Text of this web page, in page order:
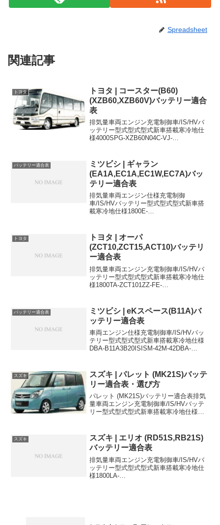
Spreadsheet
関連記事
トヨタ
トヨタ | コースター(B60)
(XZB60,XZB60V)バッテリー適合
表
排気量車両エンジン充電制御車/IS/HVバ
ッテリー型式型式型式新車搭載寒冷地仕
様4000SPG-XZB60N04C-VJ-
バッテリー適合表
ミツビシ | ギャラン
(EA1A,EC1A,EC1W,EC7A)バッ
テリー適合表
排気量車両エンジン仕様充電制御
車/IS/HVバッテリー型式型式型式新車搭
載寒冷地仕様1800E-
EC1W4G93ワゴン34B19L80D...
トヨタ
トヨタ | オーパ
(ZCT10,ZCT15,ACT10)バッテリ
ー適合表
排気量車両エンジン充電制御車/IS/HVバ
ッテリー型式型式型式新車搭載寒冷地仕
様1800TA-ZCT101ZZ-FE-
バッテリー適合表
ミツビシ | eKスペース(B11A)バ
ッテリー適合表
車両エンジン仕様充電制御車/IS/HVバッ
テリー型式型式型式新車搭載寒冷地仕様
DBA-B11A3B20ISISM-42M-42DBA-
スズキ
スズキ | パレット (MK21S)バッテ
リー適合表・選び方
パレット (MK21S)バッテリー適合表排気
量車両エンジン充電制御車/IS/HVバッテ
リー型式型式型式新車搭載寒冷地仕様
MK21SK6A3...
スズキ
スズキ | エリオ (RD51S,RB21S)
バッテリー適合表
排気量車両エンジン充電制御車/IS/HVバ
ッテリー型式型式型式新車搭載寒冷地仕
様1800LA-